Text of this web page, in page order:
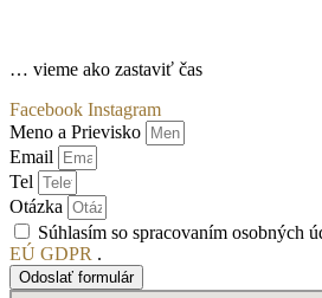
… vieme ako zastaviť čas
Facebook Instagram
Meno a Prievisko
Email
Tel
Otázka
Súhlasím so spracovaním osobných
EÚ GDPR .
Odoslať formulár